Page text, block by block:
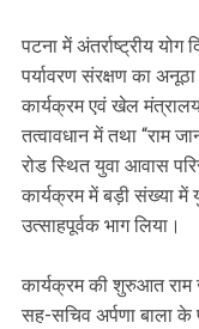
पटना में अंतर्राष्ट्रीय
पर्यावरण संरक्षण का
कार्यक्रम एवं खेल
तत्वावधान में तथा “राम
रोड स्थित युवा आवास
कार्यक्रम में बड़ी संख्या में
उत्साहपूर्वक भाग लिया।
कार्यक्रम की शुरुआत राम
सह-सचिव अर्पणा बाला